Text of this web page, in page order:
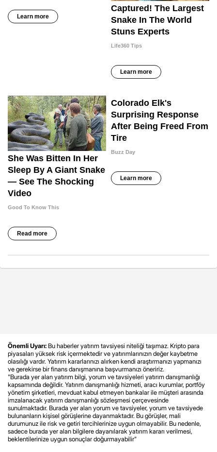
Önemli Uyarı: Bu haberler yatırım tavsiyesi niteliği taşımaz. Kripto para
piyasaları yüksek risk içermektedir ve yatırımlarınızın değer kaybetme
olasılığı vardır. Yatırım kararlarınızı alırken kendi araştırmanızı yapmanızı
ve gerekirse bir finans danışmanına başvurmanızı öneririz.
"Burada yer alan yatırım bilgi, yorum ve tavsiyeleri yatırım danışmanlığı
kapsamında değildir. Yatırım danışmanlığı hizmeti, aracı kurumlar, portföy
yönetim şirketleri, mevduat kabul etmeyen bankalar ile müşteri arasında
imzalanacak yatırım danışmanlığı sözleşmesi çerçevesinde
sunulmaktadır. Burada yer alan yorum ve tavsiyeler, yorum ve tavsiyede
bulunanların kişisel görüşlerine dayanmaktadır. Bu görüşler, mali
durumunuz ile risk ve getiri tercihlerinize uygun olmayabilir. Bu nedenle,
sadece burada yer alan bilgilere dayanılarak yatırım kararı verilmesi,
beklentilerinize uygun sonuçlar doğurmayabilir"